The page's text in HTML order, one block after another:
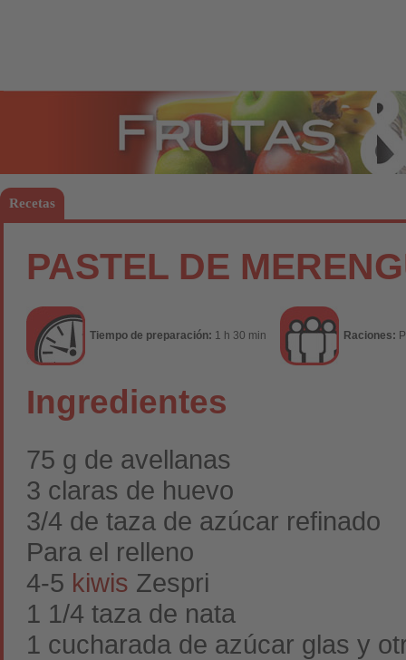
Recetas
PASTEL DE
Tiempo de preparación: 1 h 30 min Raciones:
Ingredientes
75 g de avellanas
3 claras de huevo
3/4 de taza de azúcar refinado
Para el relleno
4-5 kiwis Zespri
1 1/4 taza de nata
1 cucharada de azúcar glas y